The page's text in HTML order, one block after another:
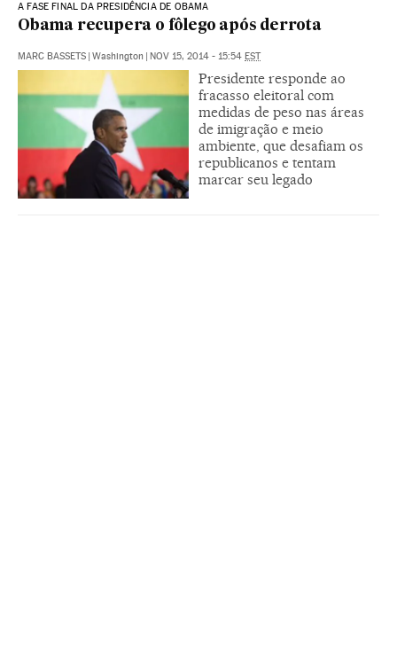
A FASE FINAL DA PRESIDÊNCIA DE OBAMA
Obama recupera o fôlego após derrota
MARC BASSETS Washington NOV 15, 2014 - 15:54 EST
Presidente responde ao
fracasso eleitoral com
medidas de peso nas áreas
de imigração e meio
ambiente, que desafiam os
republicanos e tentam
marcar seu legado